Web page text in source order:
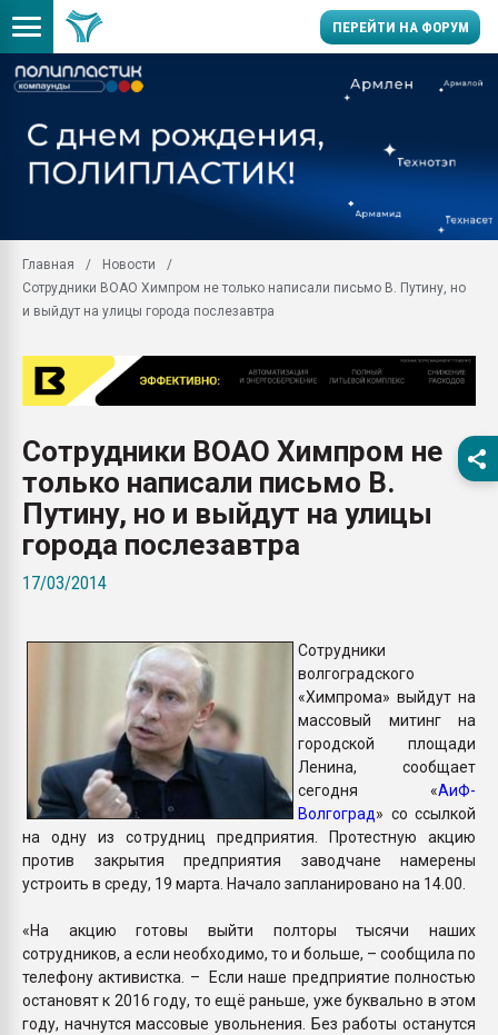
ПЕРЕЙТИ НА ФОРУМ
Вакуум-формовочные
28.07.2026
Всё, что касается
бутылок
вакуумного
Продам отходы
поликарбоната и АБС-
Armaloy PC/ABS-1IM
Главная
Новости
Сотрудники ВОАО Химпром не только написали письмо В. Путину, но
и выйдут на улицы города послезавтра
Сотрудники ВОАО Химпром не
только написали письмо В.
Путину, но и выйдут на улицы
города послезавтра
17/03/2014
Сотрудники
волгоградского
«Химпрома» выйдут на
массовый митинг на
городской площади
Ленина, сообщает
сегодня «АиФ-
Волгоград» со ссылкой
на одну из сотрудниц предприятия. Протестную акцию
против закрытия предприятия заводчане намерены
устроить в среду, 19 марта. Начало запланировано на 14.00.
«На акцию готовы выйти полторы тысячи наших
сотрудников, а если необходимо, то и больше, – сообщила по
телефону активистка. – Если наше предприятие полностью
остановят к 2016 году, то ещё раньше, уже буквально в этом
году, начнутся массовые увольнения. Без работы останутся